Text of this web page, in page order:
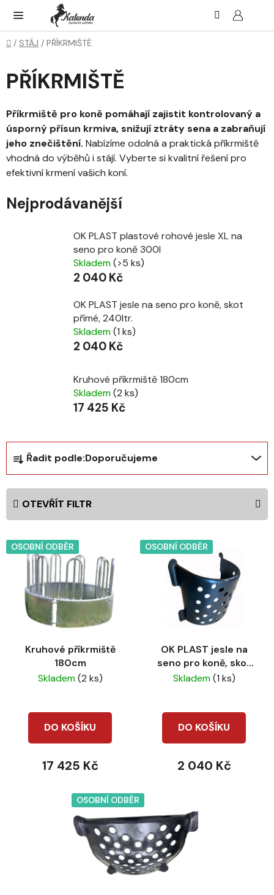
obsah
Domů
/ STÁJ / PŘÍKRMIŠTĚ
PŘÍKRMIŠTĚ
Příkrmiště pro koně pomáhají zajistit kontrolovaný a
úsporný přísun krmiva, snižují ztráty sena a zabraňují
jeho znečištění. Nabízíme odolná a praktická příkrmiště
vhodná do výběhů i stájí. Vyberte si kvalitní řešení pro
efektivní krmení vašich koní.
Nejprodávanější
OK PLAST plastové rohové jesle XL na
seno pro koně 300l
Skladem(>5 ks)
2 040 Kč
OK PLAST jesle na seno pro koně, skot
přímé, 240ltr.
Skladem(1 ks)
2 040 Kč
Kruhové příkrmiště 180cm
Skladem(2 ks)
17 425 Kč
a
z
e
n
p
Řadit podle:Doporučujeme
OTEVŘÍT FILTR
V
ý
OSOBNÍ ODBĚR
Kruhové příkrmiště
180cm
Skladem(2 ks)
DO KOŠÍKU
17 425 Kč
OSOBNÍ ODBĚR
OK PLAST jesle na
seno pro koně, skot
přímé, 240ltr.
Skladem(1 ks)
DO KOŠÍKU
2 040 Kč
OSOBNÍ ODBĚR